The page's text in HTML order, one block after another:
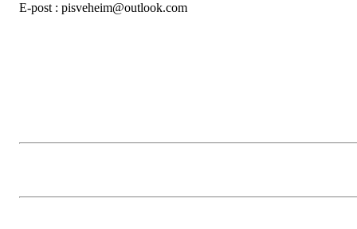
E-post : pisveheim@outlook.com